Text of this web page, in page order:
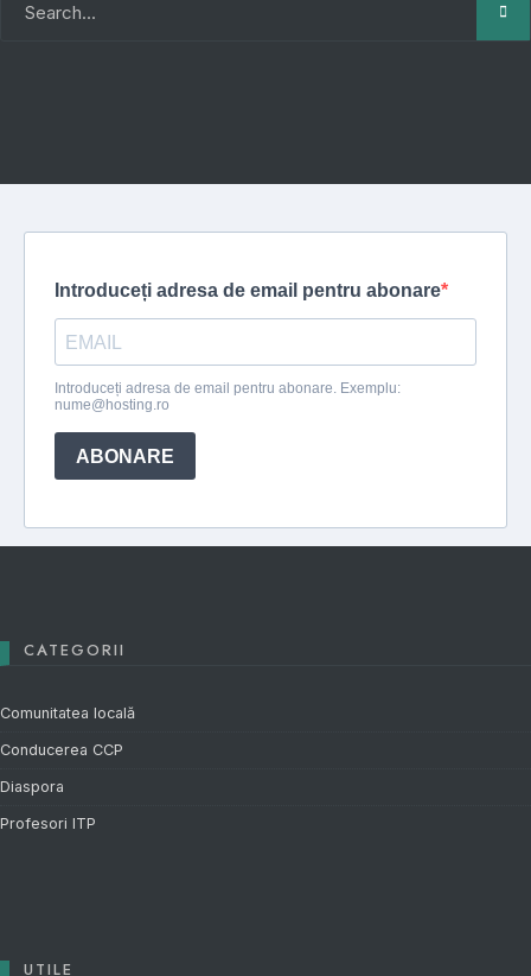
CATEGORII
Comunitatea locală
Conducerea CCP
Diaspora
Profesori ITP
UTILE